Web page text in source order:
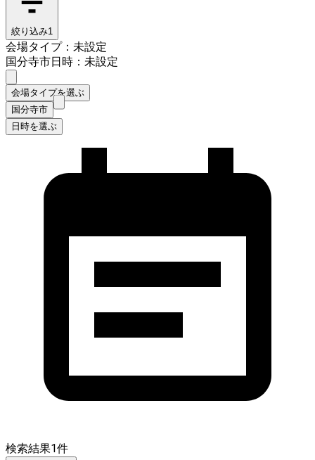
絞り込み1
会場タイプ：未設定
国分寺市日時：未設定
会場タイプを選ぶ
国分寺市
日時を選ぶ
検索結果1件